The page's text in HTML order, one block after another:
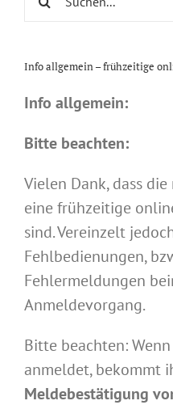
Info allgemein – frühzeitige
Info allgemein:
Bitte beachten:
Vielen Dank, dass
eine frühzeitige
sind. Vereinzelt
Fehlbedienungen,
Fehlermeldungen
Anmeldevorgang.
Bitte beachten:
anmeldet, bekommt
Meldebestätigung